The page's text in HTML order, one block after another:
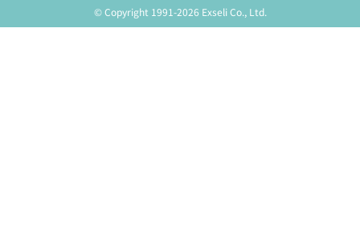
© Copyright 1991-2026 Exseli Co., Ltd.